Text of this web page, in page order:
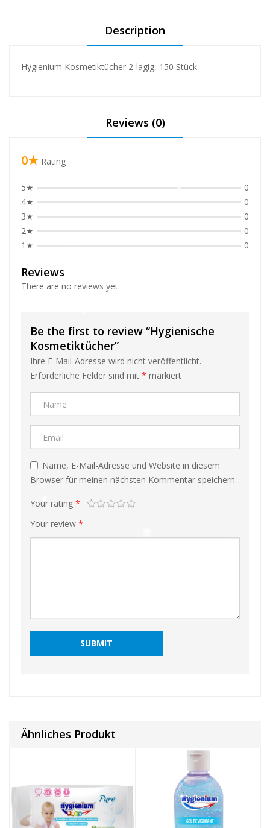
Description
Hygienium Kosmetiktücher 2-lagig, 150 Stück
Reviews (0)
0★ Rating
5★
0
4★
0
3★
0
2★
0
1★
0
Reviews
There are no reviews yet.
Be the first to review “Hygienische
Kosmetiktücher”
Ihre E-Mail-Adresse wird nicht veröffentlicht.
Erforderliche Felder sind mit * markiert
Name, E-Mail-Adresse und Website in diesem
Browser für meinen nächsten Kommentar speichern.
Your rating *
Your review *
Ähnliches Produkt
❅
❅
❅
❅
❅